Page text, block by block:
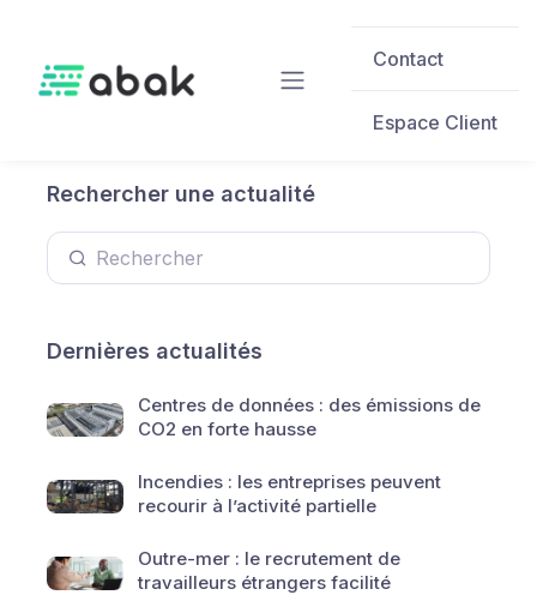
Contact
Espace Client
Rechercher une actualité
Dernières actualités
Centres de données : des émissions de
CO2 en forte hausse
Incendies : les entreprises peuvent
recourir à l’activité partielle
Outre-mer : le recrutement de
travailleurs étrangers facilité